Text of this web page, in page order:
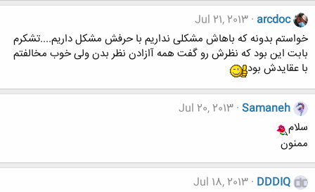
arcdoc
Jul 21, 2013
خواستم بدونه که باهاش مشکلی نداریم با حرفش مشکل داریم....تشکرم
بابت این بود که نظرش رو گفت همه آازادن نظر بدن ولی خوب مخالفتم
با عقایدش بود
Samaneh
Jul 20, 2013
سلام
ممنون
DDDIQ
Jul 18, 2013